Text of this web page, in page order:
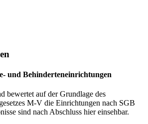
und Behinderteneinrichtungen
bewertet auf der Grundlage des
M-V die Einrichtungen nach SGB
sind nach Abschluss hier einsehbar.